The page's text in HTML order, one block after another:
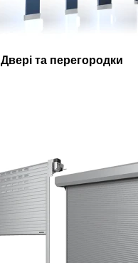
Двері та перегородки